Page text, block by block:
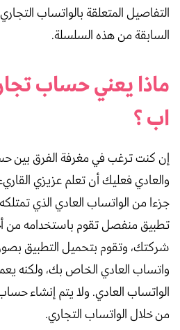
التفاصيل المتعلقة بالواتساب
السابقة من هذه السلسلة.
ماذا يعني حساب
اب ؟
إن كنت ترغب في مغرفة الفرق بين
والعادي فعليك أن تعلم عزيزي
جزءا من الواتساب العادي الذي
تطبيق منفصل تقوم باستخدامه من
شركتك، وتقوم بتحميل التطبيق
واتساب العادي الخاص بك، ولكنه
الواتساب العادي. ولا يتم إنشاء
من خلال الواتساب التجاري.